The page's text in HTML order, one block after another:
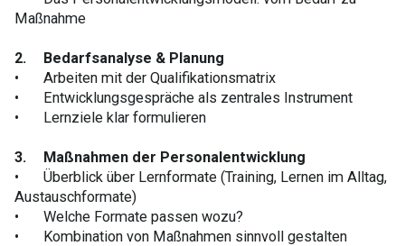
Maßnahme
2.
Bedarfsanalyse & Planung
•
Arbeiten mit der Qualifikationsmatrix
•
Entwicklungsgespräche als zentrales Instrument
•
Lernziele klar formulieren
3.
Maßnahmen der Personalentwicklung
•
Überblick über Lernformate (Training, Lernen im Alltag,
Austauschformate)
•
Welche Formate passen wozu?
•
Kombination von Maßnahmen sinnvoll gestalten